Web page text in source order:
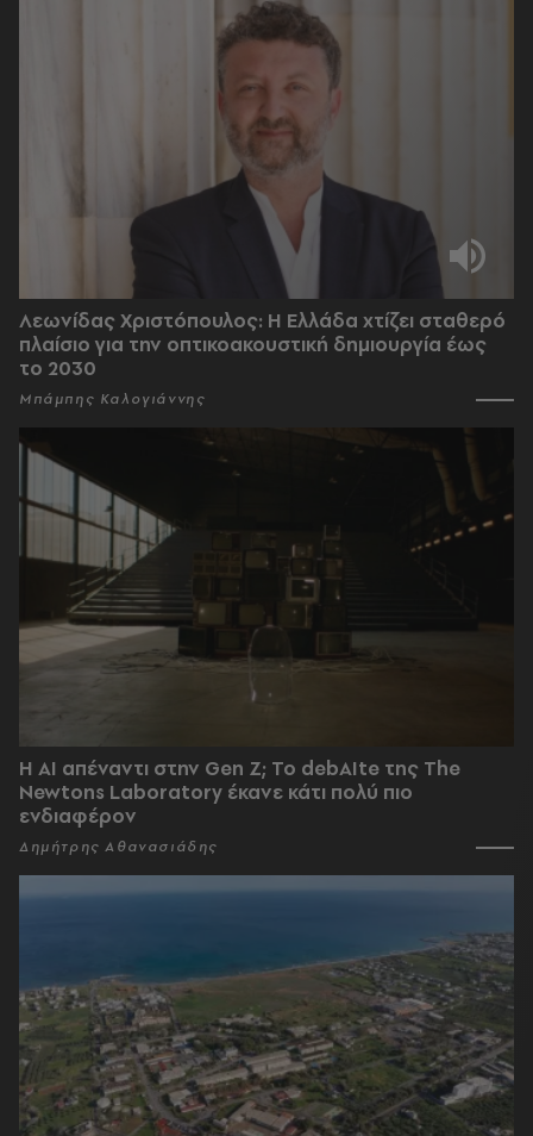
Λεωνίδας Χριστόπουλος: Η Ελλάδα χτίζει σταθερό
πλαίσιο για την οπτικοακουστική δημιουργία έως
το 2030
Μπάμπης Καλογιάννης
Η AI απέναντι στην Gen Z; Το debAIte της The
Newtons Laboratory έκανε κάτι πολύ πιο
ενδιαφέρον
Δημήτρης Αθανασιάδης